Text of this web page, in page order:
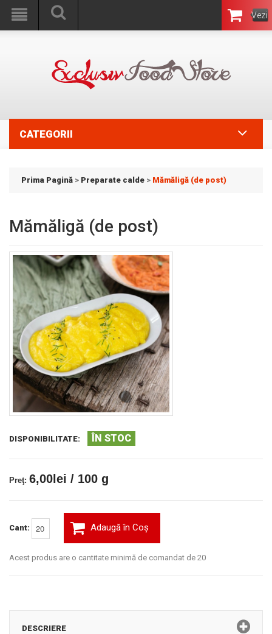
Vezi
Coşul
CATEGORII
Prima Pagină > Preparate calde > Mămăligă (de post)
Mămăligă (de post)
DISPONIBILITATE: ÎN STOC
Preţ: 6,00lei / 100 g
Cant: Adaugă în Coş
Acest produs are o cantitate minimă de comandat de 20
DESCRIERE